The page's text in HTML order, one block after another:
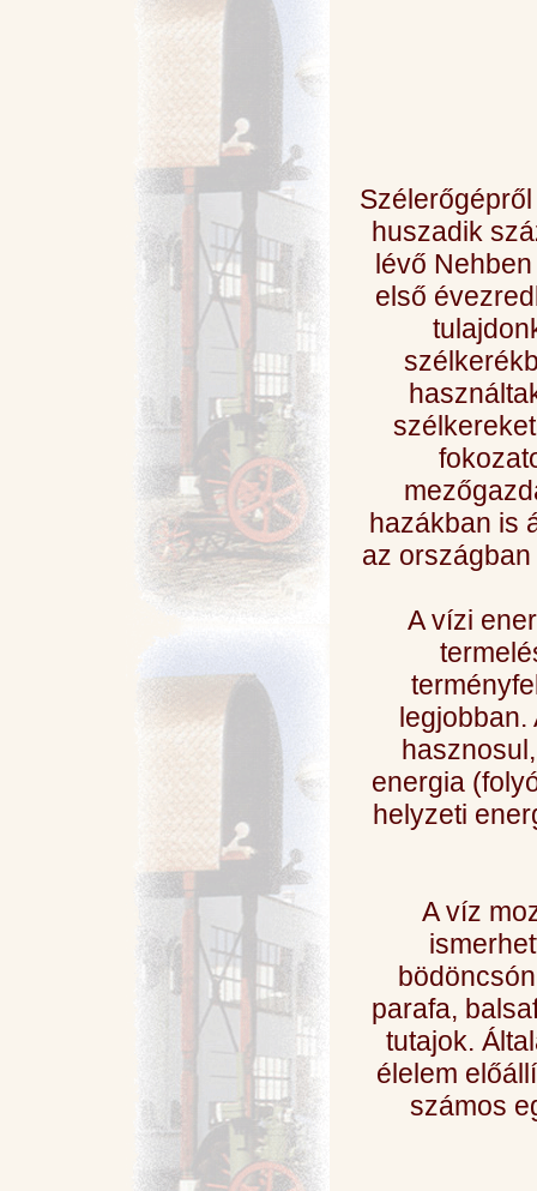
huszadik
lévő
első
hazákban is
az
A vízi
legjobban.
energia
helyzeti
A víz
parafa,
tutajok.
élelem
számos